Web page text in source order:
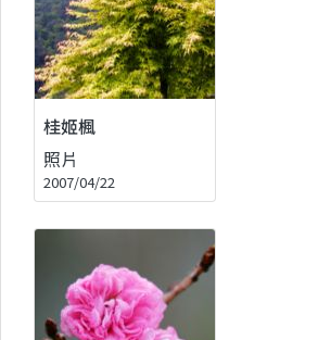
桂姬楓
照片
2007/04/22